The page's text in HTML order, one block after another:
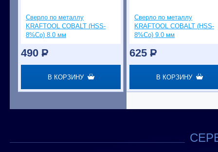
Сверло по металлу
KRAFTOOL COBALT (HSS-
8%Co) 8.0 мм
490 P
В КОРЗИНУ
Сверло по металлу
KRAFTOOL COBALT (HSS-
8%Co) 9.0 мм
625 P
В КОРЗИНУ